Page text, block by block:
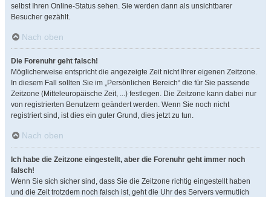
selbst Ihren Online-Status sehen. Sie werden dann als unsichtbarer
Besucher gezählt.
Nach oben
Die Forenuhr geht falsch!
Möglicherweise entspricht die angezeigte Zeit nicht Ihrer eigenen Zeitzone.
In diesem Fall sollten Sie im „Persönlichen Bereich“ die für Sie passende
Zeitzone (Mitteleuropäische Zeit, ...) festlegen. Die Zeitzone kann dabei nur
von registrierten Benutzern geändert werden. Wenn Sie noch nicht
registriert sind, ist dies ein guter Grund, dies jetzt zu tun.
Nach oben
Ich habe die Zeitzone eingestellt, aber die Forenuhr geht immer noch
falsch!
Wenn Sie sich sicher sind, dass Sie die Zeitzone richtig eingestellt haben
und die Zeit trotzdem noch falsch ist, geht die Uhr des Servers vermutlich